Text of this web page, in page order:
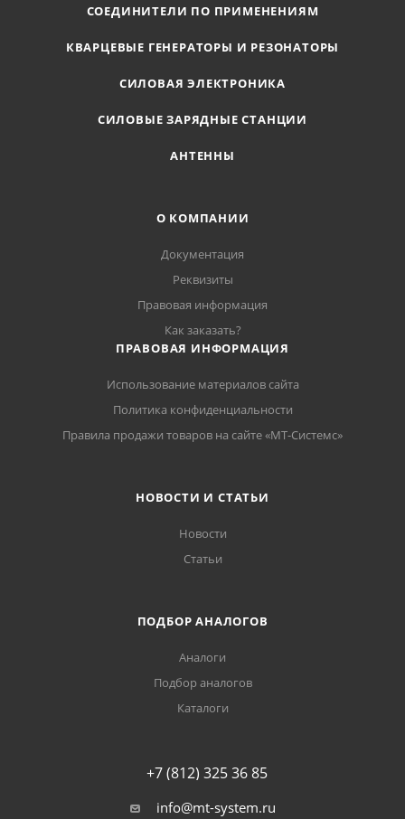
СОЕДИНИТЕЛИ ПО ПРИМЕНЕНИЯМ
КВАРЦЕВЫЕ ГЕНЕРАТОРЫ И РЕЗОНАТОРЫ
СИЛОВАЯ ЭЛЕКТРОНИКА
СИЛОВЫЕ ЗАРЯДНЫЕ СТАНЦИИ
АНТЕННЫ
О КОМПАНИИ
Документация
Реквизиты
Правовая информация
Как заказать?
ПРАВОВАЯ ИНФОРМАЦИЯ
Использование материалов сайта
Политика конфиденциальности
Правила продажи товаров на сайте «МТ-Системс»
НОВОСТИ И СТАТЬИ
Новости
Статьи
ПОДБОР АНАЛОГОВ
Аналоги
Подбор аналогов
Каталоги
+7 (812) 325 36 85
info@mt-system.ru